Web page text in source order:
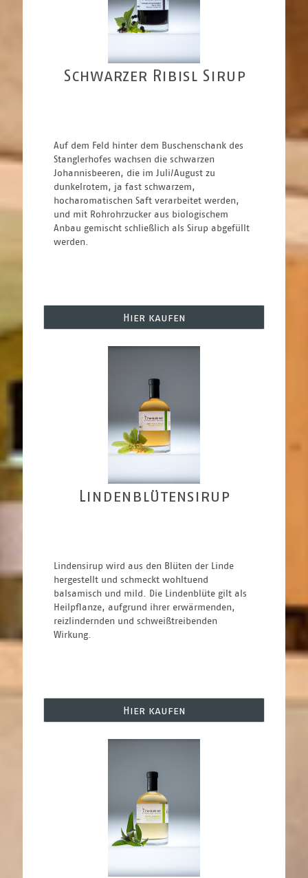
Schwarzer Ribisl Sirup
Auf dem Feld hinter dem Buschenschank des
Stanglerhofes wachsen die schwarzen
Johannisbeeren, die im Juli/August zu
dunkelrotem, ja fast schwarzem,
hocharomatischen Saft verarbeitet werden,
und mit Rohrohrzucker aus biologischem
Anbau gemischt schließlich als Sirup abgefüllt
werden.
Hier kaufen
Lindenblütensirup
Lindensirup wird aus den Blüten der Linde
hergestellt und schmeckt wohltuend
balsamisch und mild. Die Lindenblüte gilt als
Heilpflanze, aufgrund ihrer erwärmenden,
reizlindernden und schweißtreibenden
Wirkung.
Hier kaufen